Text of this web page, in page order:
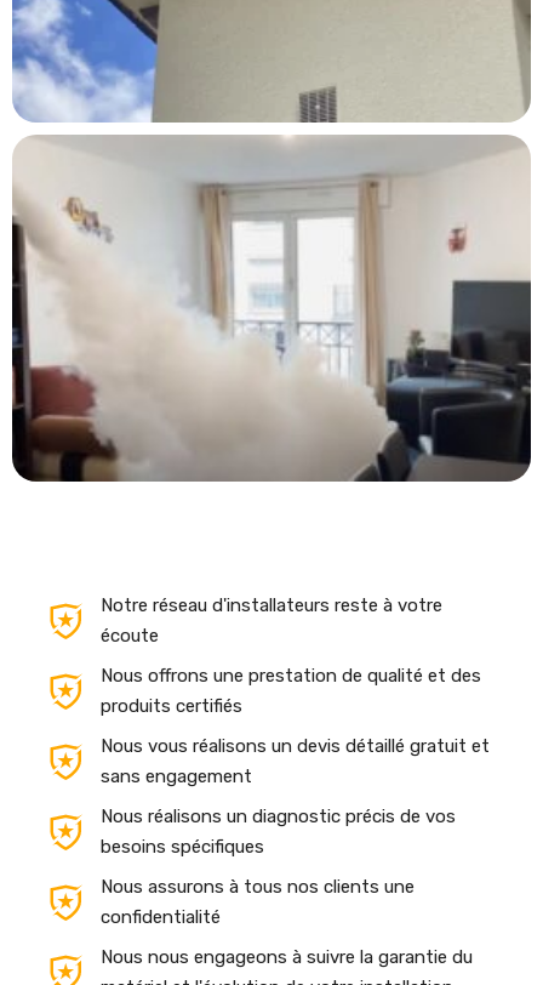
Notre réseau d'installateurs reste à votre
écoute
Nous offrons une prestation de qualité et des
produits certifiés
Nous vous réalisons un devis détaillé gratuit et
sans engagement
Nous réalisons un diagnostic précis de vos
besoins spécifiques
Nous assurons à tous nos clients une
confidentialité
Nous nous engageons à suivre la garantie du